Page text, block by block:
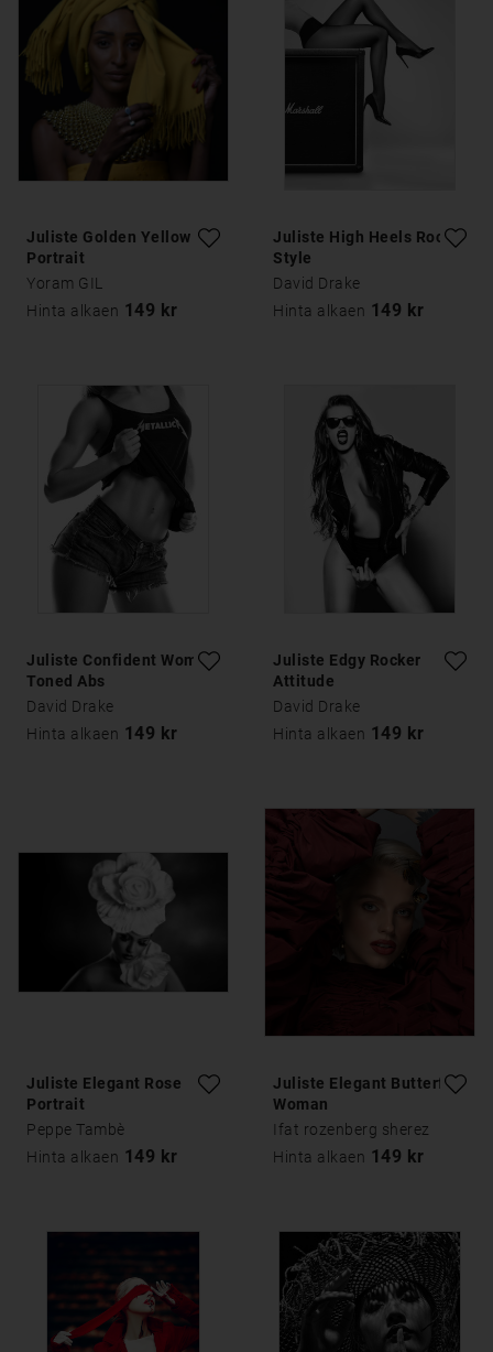
Juliste Golden Yellow
Portrait
Yoram GIL
Hinta alkaen 149 kr
Juliste High Heels Rock
Style
David Drake
Hinta alkaen 149 kr
Juliste Confident Woman
Toned Abs
David Drake
Hinta alkaen 149 kr
Juliste Edgy Rocker
Attitude
David Drake
Hinta alkaen 149 kr
Juliste Elegant Rose
Portrait
Peppe Tambè
Hinta alkaen 149 kr
Juliste Elegant Butterfly
Woman
Ifat rozenberg sherez
Hinta alkaen 149 kr